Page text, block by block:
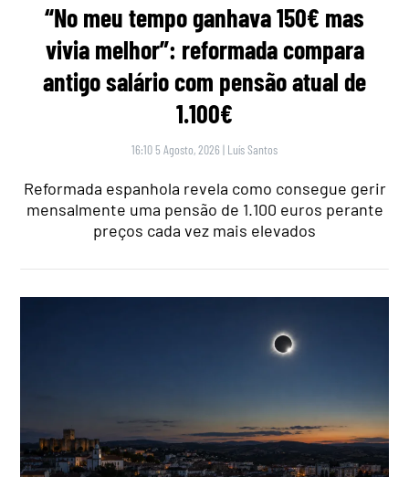
“No meu tempo ganhava 150€ mas
vivia melhor”: reformada compara
antigo salário com pensão atual de
1.100€
16:10 5 Agosto, 2026 | Luís Santos
Reformada espanhola revela como consegue gerir
mensalmente uma pensão de 1.100 euros perante
preços cada vez mais elevados